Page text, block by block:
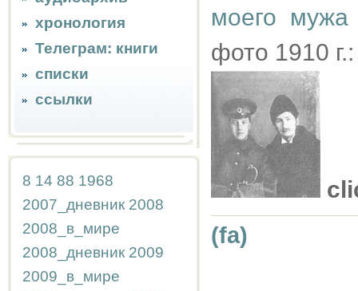
хронология
Телеграм: книги
списки
ссылки
8 14 88 1968
2007_дневник 2008
2008_в_мире
2008_дневник 2009
2009_в_мире
моего мужа
фото 1910
(fa)